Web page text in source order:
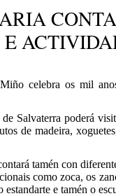
celebra os mil
Salvaterra poderá
de madeira,
tamén con
como zoca, os
e tamén o